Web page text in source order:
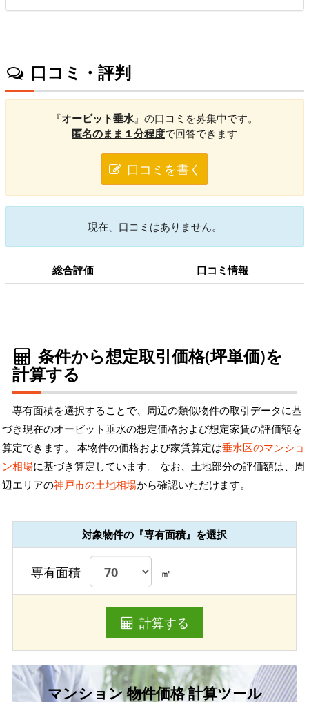
口コミ・評判
『オービット垂水』の口コミを募集中です。
匿名のまま１分程度で回答できます
口コミを書く
現在、口コミはありません。
総合評価 口コミ情報
条件から想定取引価格(坪単価)を
計算する
専有面積を選択することで、周辺の類似物件の取引データに基
づき現在のオービット垂水の想定価格および想定家賃の評価額を
算定できます。 本物件の価格および家賃算定は垂水区のマンショ
ン相場に基づき算定しています。 なお、土地部分の評価額は、周
辺エリアの神戸市の土地相場から確認いただけます。
対象物件の『専有面積』を選択
専有面積 ㎡
計算する
マンション 物件価格 計算ツール